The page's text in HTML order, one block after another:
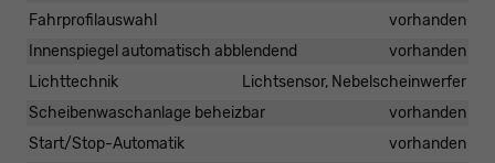
Fahrprofilauswahl
vorhanden
Innenspiegel automatisch abblendend
vorhanden
Lichttechnik
Lichtsensor, Nebelscheinwerfer
Scheibenwaschanlage beheizbar
vorhanden
Start/Stop-Automatik
vorhanden